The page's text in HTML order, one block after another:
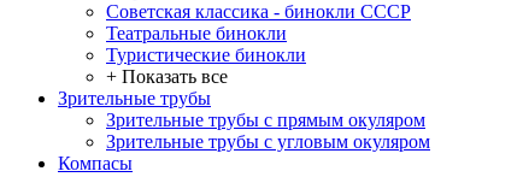
Советская классика - бинокли СССР
Театральные бинокли
Туристические бинокли
+ Показать все
Зрительные трубы
Зрительные трубы с прямым окуляром
Зрительные трубы с угловым окуляром
Компасы